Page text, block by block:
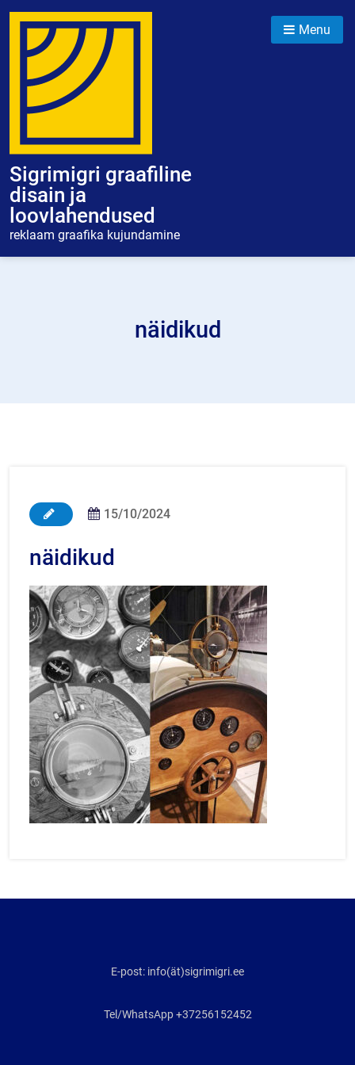
Skip
content
Sigrimigri graafiline
disain ja
loovlahendused
reklaam graafika kujundamine
Menu
näidikud
15/10/2024
näidikud
E-post: info(ät)sigrimigri.ee
Tel/WhatsApp +37256152452